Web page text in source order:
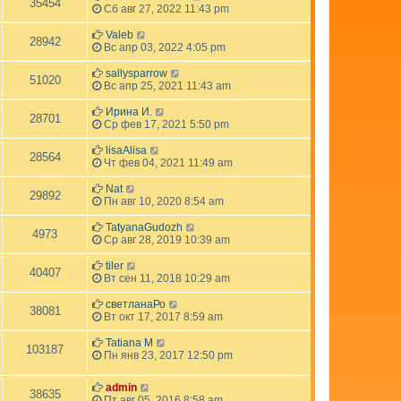
35454
Сб авг 27, 2022 11:43 pm
28942
Valeb
Вс апр 03, 2022 4:05 pm
51020
sallysparrow
Вс апр 25, 2021 11:43 am
28701
Ирина И.
Ср фев 17, 2021 5:50 pm
28564
lisaAlisa
Чт фев 04, 2021 11:49 am
29892
Nat
Пн авг 10, 2020 8:54 am
4973
TatyanaGudozh
Ср авг 28, 2019 10:39 am
40407
tiler
Вт сен 11, 2018 10:29 am
38081
светланаРо
Вт окт 17, 2017 8:59 am
103187
Tatiana M
Пн янв 23, 2017 12:50 pm
38635
admin